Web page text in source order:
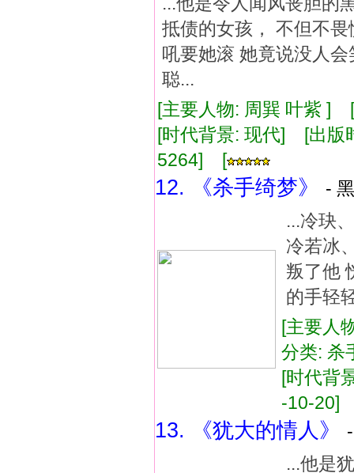
抵债的女孩， 不但不
吼要她滚 她竟说没人
聪...
[主要人物: 周巽 叶紫
[时代背景: 现代] [出
5264] [
12. 《杀手绮梦》
-
...冷玦
冷若冰
叛了他
的手轻
[主要人
分类: 杀
[时代背
-10-
13. 《犹大的情人》
...他是